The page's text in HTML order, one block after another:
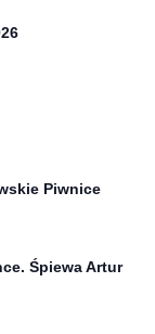
Piwnice
Śpiewa Artur